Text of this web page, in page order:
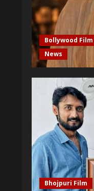
Bollywood Film
News
Bhojpuri Film